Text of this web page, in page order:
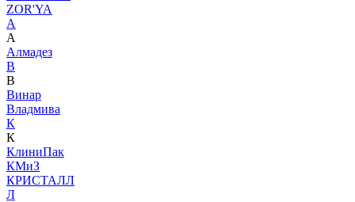
ZOR'YA
А
А
Алмадез
В
В
Винар
Владмива
К
К
КлиниПак
КМиЗ
КРИСТАЛЛ
Л